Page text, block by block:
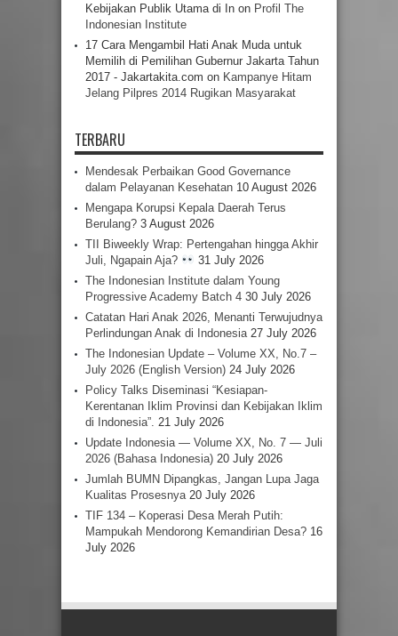
Kebijakan Publik Utama di In on Profil The
Indonesian Institute
17 Cara Mengambil Hati Anak Muda untuk
Memilih di Pemilihan Gubernur Jakarta Tahun
2017 - Jakartakita.com on Kampanye Hitam
Jelang Pilpres 2014 Rugikan Masyarakat
TERBARU
Mendesak Perbaikan Good Governance
dalam Pelayanan Kesehatan 10 August 2026
Mengapa Korupsi Kepala Daerah Terus
Berulang? 3 August 2026
TII Biweekly Wrap: Pertengahan hingga Akhir
Juli, Ngapain Aja?
31 July 2026
The Indonesian Institute dalam Young
Progressive Academy Batch 4 30 July 2026
Catatan Hari Anak 2026, Menanti Terwujudnya
Perlindungan Anak di Indonesia 27 July 2026
The Indonesian Update – Volume XX, No.7 –
July 2026 (English Version) 24 July 2026
Policy Talks Diseminasi “Kesiapan-
Kerentanan Iklim Provinsi dan Kebijakan Iklim
di Indonesia”. 21 July 2026
Update Indonesia — Volume XX, No. 7 — Juli
2026 (Bahasa Indonesia) 20 July 2026
Jumlah BUMN Dipangkas, Jangan Lupa Jaga
Kualitas Prosesnya 20 July 2026
TIF 134 – Koperasi Desa Merah Putih:
Mampukah Mendorong Kemandirian Desa? 16
July 2026